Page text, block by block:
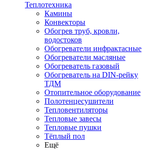
Теплотехника
Камины
Конвекторы
Обогрев труб, кровли,
водостоков
Обогреватели инфрактасные
Обогреватели масляные
Обогреватель газовый
Обогреватель на DIN-рейку
ТДМ
Отопительное оборудование
Полотенцесушители
Тепловентиляторы
Тепловые завесы
Тепловые пушки
Тёплый пол
Ещё